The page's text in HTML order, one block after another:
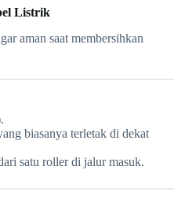
Listrik
aman saat membersihkan
biasanya terletak di dekat
satu roller di jalur masuk.